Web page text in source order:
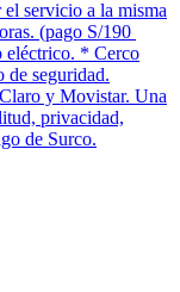
el servicio a la misma
(pago S/190
* Cerco
de seguridad.
y Movistar. Una
privacidad,
de Surco.